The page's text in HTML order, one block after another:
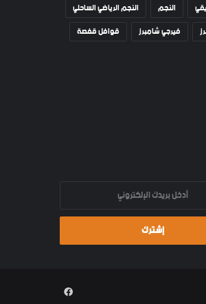
النجم
النجم الرياضي الساحلي
فيرجي شامبرز قوافل قفصة